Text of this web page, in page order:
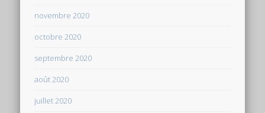
novembre 2020
octobre 2020
septembre 2020
août 2020
juillet 2020